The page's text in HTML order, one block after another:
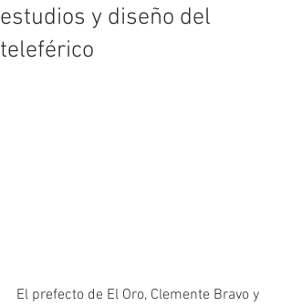
estudios y diseño del
teleférico
El prefecto de El Oro, Clemente Bravo y